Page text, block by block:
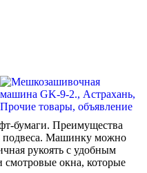
бумаги. Преимущества
подвеса. Машинку можно
рукоять с удобным
смотровые окна, которые